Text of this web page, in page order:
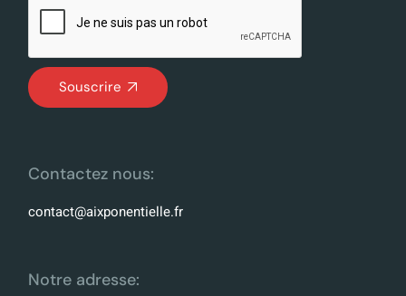
Souscrire
Contactez nous:
contact@aixponentielle.fr
Notre adresse: